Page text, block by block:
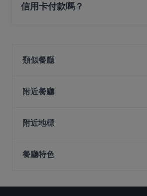
信用卡付款嗎？
類似餐廳
Bombay Dining
BACINO Italian Bistro
ColourFul Day Cafe
附近餐廳
Wildseed Café at The Alkaff Mansion
1918 Heritage Bar
JINHO shokudo & BAR.
附近地標
Tanah Merah Station, 新加坡
餐廳特色
在 新加坡 的 晚餐